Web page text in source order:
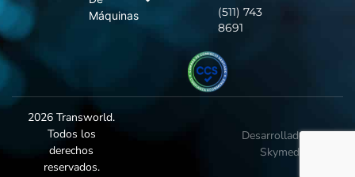
Máquinas
(511) 743
8691
2026 Transworld.
Todos los
derechos
reservados.
Desarrollado por
Skymedia